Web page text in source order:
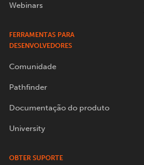
Webinars
FERRAMENTAS PARA
DESENVOLVEDORES
Comunidade
Pathfinder
Documentação do produto
University
OBTER SUPORTE